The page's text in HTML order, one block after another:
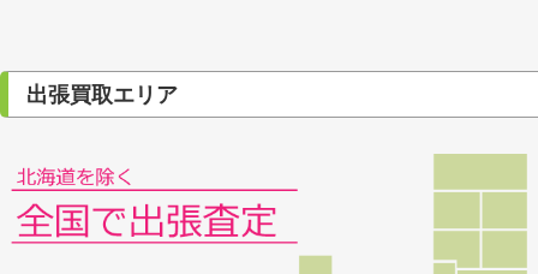
出張買取エリア